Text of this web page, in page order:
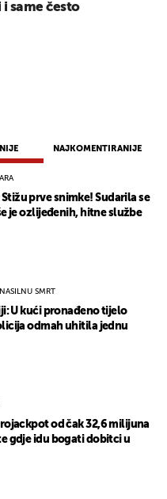
NAJKOMENTIRANIJE
Stižu prve snimke! Sudarila se
je ozlijeđenih, hitne službe
SMRT
U kući pronađeno tijelo
odmah uhitila jednu
od čak 32,6 milijuna
gdje idu bogati dobitci u
same često